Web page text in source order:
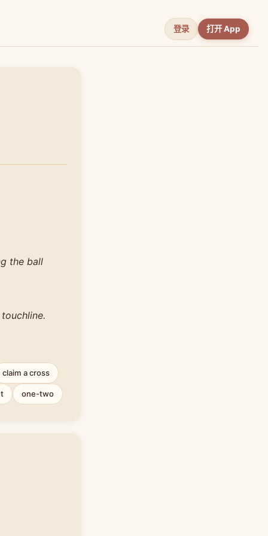
登录 打开 App
the ball
claim a cross
one-two